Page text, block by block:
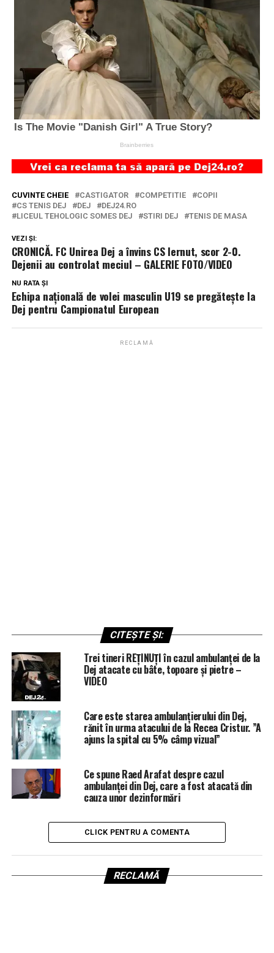
CUVINTE CHEIE CASTIGATOR COMPETITIE
COPII
CS TENIS DEJ
DEJ
DEJ24.RO
LICEUL TEHOLOGIC SOMES DEJ
STIRI DEJ TENIS DE MASA
VEZI ȘI:
CRONICĂ. FC Unirea Dej a învins CS Iernut, scor 2-0.
Dejenii au controlat meciul – GALERIE FOTO/VIDEO
NU RATA ȘI
Echipa națională de volei masculin U19 se pregătește la
Dej pentru Campionatul European
RECLAMĂ
CITEȘTE ȘI:
Trei tineri REȚINUȚI în cazul ambulanței de la
Dej atacate cu bâte, topoare și pietre –
VIDEO
Care este starea ambulanțierului din Dej,
rănit în urma atacului de la Recea Cristur. ”A
ajuns la spital cu 5% câmp vizual”
Ce spune Raed Arafat despre cazul
ambulanței din Dej, care a fost atacată din
cauza unor dezinformări
CLICK PENTRU A COMENTA
RECLAMĂ